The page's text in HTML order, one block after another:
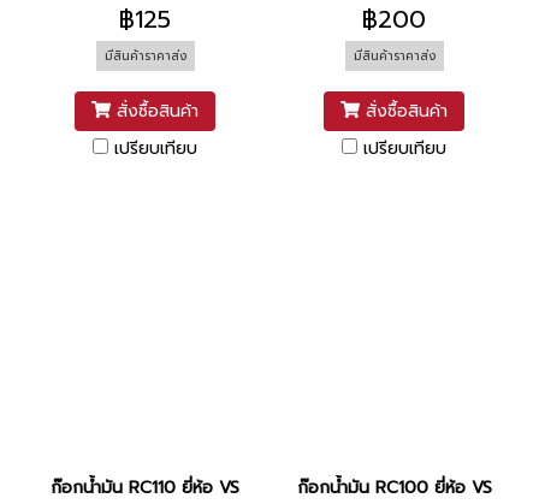
฿125
มีสินค้าราคาส่ง
สั่งซื้อสินค้า
เปรียบเทียบ
฿200
มีสินค้าราคาส่ง
สั่งซื้อสินค้า
เปรียบเทียบ
ก๊อกน้ำมัน RC110 ยี่ห้อ VS
ก๊อกน้ำมัน RC100 ยี่ห้อ VS